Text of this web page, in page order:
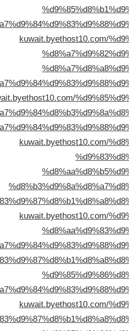
kuwait.byethost10.com/